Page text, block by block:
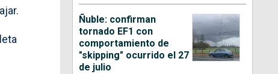
Ñuble: confirman
tornado EF1 con
comportamiento de
"skipping" ocurrido el 27
de julio